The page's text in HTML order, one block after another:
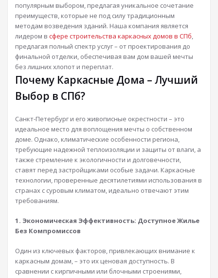
популярным выбором, предлагая уникальное сочетание
преимуществ, которые не под силу традиционным
методам возведения зданий. Наша компания является
лидером в сфере строительства каркасных домов в СПб,
предлагая полный спектр услуг – от проектирования до
финальной отделки, обеспечивая вам дом вашей мечты
без лишних хлопот и переплат.
Почему Каркасные Дома – Лучший
Выбор в СПб?
Санкт-Петербург и его живописные окрестности – это
идеальное место для воплощения мечты о собственном
доме. Однако, климатические особенности региона,
требующие надежной теплоизоляции и защиты от влаги, а
также стремление к экологичности и долговечности,
ставят перед застройщиками особые задачи. Каркасные
технологии, проверенные десятилетиями использования в
странах с суровым климатом, идеально отвечают этим
требованиям.
1. Экономическая Эффективность: Доступное Жилье
Без Компромиссов
Один из ключевых факторов, привлекающих внимание к
каркасным домам, – это их ценовая доступность. В
сравнении с кирпичными или блочными строениями,